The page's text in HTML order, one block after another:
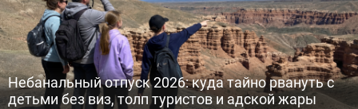
Небанальный отпуск 2026: куда тайно рвануть с
детьми без виз, толп туристов и адской жары